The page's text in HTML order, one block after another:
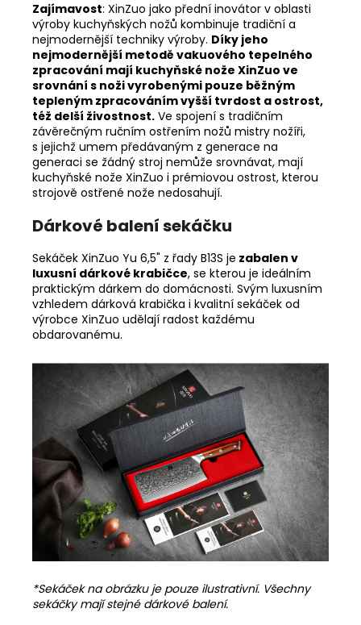
Zajímavost: XinZuo jako přední inovátor v oblasti
výroby kuchyňských nožů kombinuje tradiční a
nejmodernější techniky výroby. Díky jeho
nejmodernější metodě vakuového tepelného
zpracování mají kuchyňské nože XinZuo ve
srovnání s noži vyrobenými pouze běžným
tepleným zpracováním vyšší tvrdost a ostrost,
též delší živostnost. Ve spojení s tradičním
závěrečným ručním ostřením nožů mistry nožíři,
s jejichž umem předávaným z generace na
generaci se žádný stroj nemůže srovnávat, mají
kuchyňské nože XinZuo i prémiovou ostrost, kterou
strojově ostřené nože nedosahují.
Dárkové balení sekáčku
Sekáček XinZuo Yu 6,5" z řady B13S je zabalen v
luxusní dárkové krabičce, se kterou je ideálním
praktickým dárkem do domácnosti. Svým luxusním
vzhledem dárková krabička i kvalitní sekáček od
výrobce XinZuo udělají radost každému
obdarovanému.
*Sekáček na obrázku je pouze ilustrativní. Všechny
sekáčky mají stejné dárkové balení.